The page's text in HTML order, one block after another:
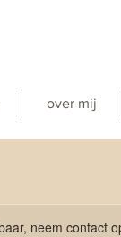
over mij
neem contact